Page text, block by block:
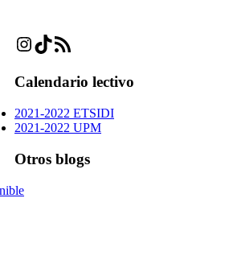
Instagram
TikTok
Feed RSS
Calendario lectivo
2021-2022 ETSIDI
2021-2022 UPM
Otros blogs